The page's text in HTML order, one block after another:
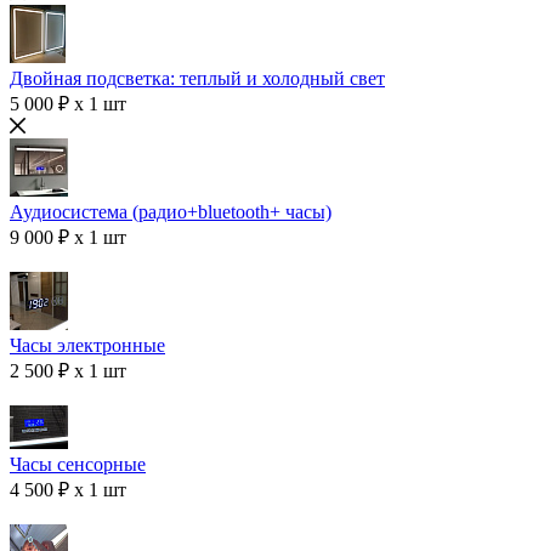
Двойная подсветка: теплый и холодный свет
5 000 ₽ x 1 шт
Аудиосистема (радио+bluetooth+ часы)
9 000 ₽ x 1 шт
Часы электронные
2 500 ₽ x 1 шт
Часы сенсорные
4 500 ₽ x 1 шт